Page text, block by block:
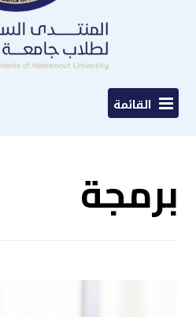
القائمة
برمجة